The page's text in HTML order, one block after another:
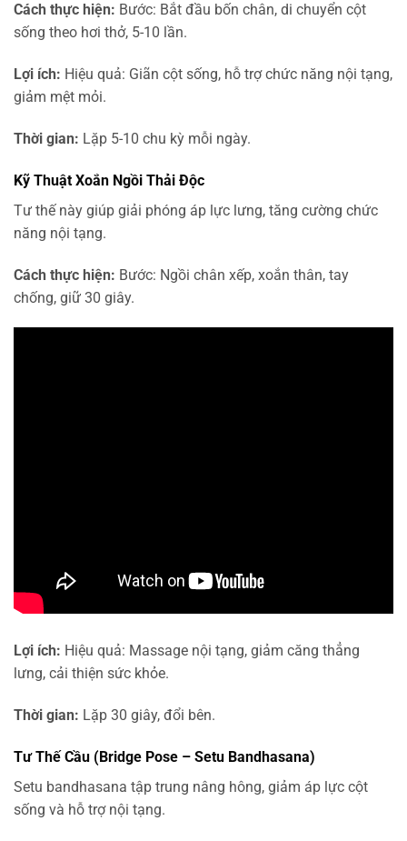
Cách thực hiện: Bước: Bắt đầu bốn chân, di chuyển cột
sống theo hơi thở, 5-10 lần.
Lợi ích: Hiệu quả: Giãn cột sống, hỗ trợ chức năng nội tạng,
giảm mệt mỏi.
Thời gian: Lặp 5-10 chu kỳ mỗi ngày.
Kỹ Thuật Xoắn Ngồi Thải Độc
Tư thế này giúp giải phóng áp lực lưng, tăng cường chức
năng nội tạng.
Cách thực hiện: Bước: Ngồi chân xếp, xoắn thân, tay
chống, giữ 30 giây.
Lợi ích: Hiệu quả: Massage nội tạng, giảm căng thẳng
lưng, cải thiện sức khỏe.
Thời gian: Lặp 30 giây, đổi bên.
Tư Thế Cầu (Bridge Pose – Setu Bandhasana)
Setu bandhasana tập trung nâng hông, giảm áp lực cột
sống và hỗ trợ nội tạng.